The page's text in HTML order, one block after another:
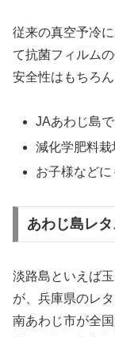
従来の真空予冷
て抗菌フィルムの
安全性はもちろ
JAあわじ島
減化学肥料
お子様など
あわじ島レ
淡路島といえば
が、兵庫県のレ
南あわじ市が全